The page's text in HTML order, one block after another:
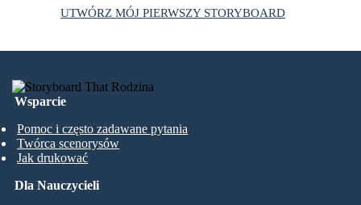
UTWÓRZ MÓJ PIERWSZY STORYBOARD
Wsparcie
Pomoc i często zadawane pytania
Twórca scenorysów
Jak drukować
Dla Nauczycieli